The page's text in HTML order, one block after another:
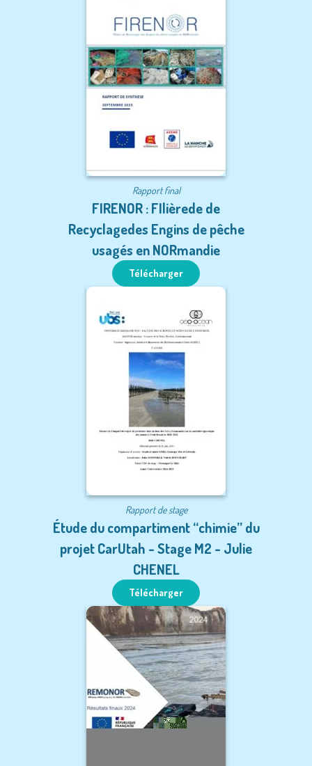
Rapport final
FIRENOR : FIlièrede de
Recyclagedes Engins de pêche
usagés en NORmandie
Télécharger
Rapport de stage
Étude du compartiment “chimie” du
projet CarUtah - Stage M2 - Julie
CHENEL
Télécharger